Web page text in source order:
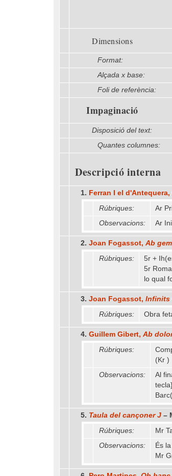
Dimensions
Format:
Alçada x base:
Foli de referència:
Impaginació
Disposició del text:
Quantes columnes:
Descripció interna
1. Ferran I el d'Antequera,
Rúbriques:
Ar
Observacions:
Ar
2. Joan Fogassot, Ab
Rúbriques:
5r +
5r
lo qual
3. Joan Fogassot, Infinits
Rúbriques:
Obra
4. Guillem Gibert, Ab
Rúbriques:
(Kr )
Observacions:
Al
5. Taula del cançoner J –
Rúbriques:
Mr
Observacions:
És
Mr